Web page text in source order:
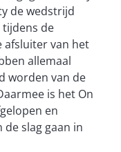
de wedstrijd
tijdens de
afsluiter van het
allemaal
worden van de
is het On
en
slag gaan in